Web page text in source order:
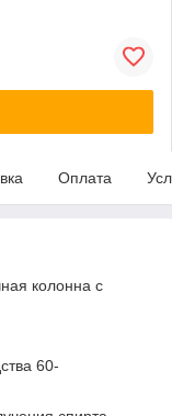
Оплата
колонна с
60-